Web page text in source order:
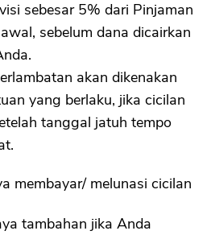
sebelum dana dicairkan
akan dikenakan
yang berlaku, jika cicilan
tanggal jatuh tempo
membayar/ melunasi cicilan